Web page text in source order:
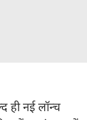
नई लॉन्च